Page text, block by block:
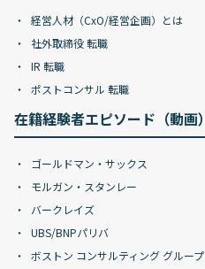
経営人材（CxO/経営企画）とは
社外取締役 転職
IR 転職
ポストコンサル 転職
在籍経験者エピソード（動画）
ゴールドマン・サックス
モルガン・スタンレー
バークレイズ
UBS/BNPパリバ
ボストン コンサルティング グループ